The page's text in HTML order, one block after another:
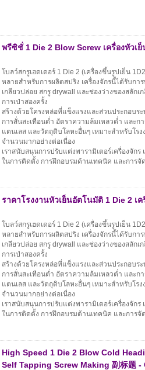
พรีซิชั่ 1 Die 2 Blow Screw เครื่องหัว
โบลว์สกรูเฮดเดอร์ 1 Die 2 (เครื่องขึ้นรูปเย็น
หลายสำหรับการผลิตสปริง เครื่องจักรนี้ได้รับก
เกลียวปล่อย สกรู drywall และช่องว่างของสลัก
การเป่าสองครั้ง
สร้างด้วยโครงหล่อที่แข็งแรงและส่วนประกอบ
การสั่นสะเทือนต่ำ อัตราความล้มเหลวต่ำ และก
แตนเลส และวัตถุดิบโลหะอื่นๆ เหมาะสำหรับโร
จำนวนมากอย่างต่อเนื่อง
เราสนับสนุนการปรับแต่งพารามิเตอร์เครื่องจัก
ในการติดตั้ง การฝึกอบรมด้านเทคนิค และการ
ราคาโรงงานหัวเย็นอัตโนมัติ 1 Die 2 เ
โบลว์สกรูเฮดเดอร์ 1 Die 2 (เครื่องขึ้นรูปเย็น
หลายสำหรับการผลิตสปริง เครื่องจักรนี้ได้รับก
เกลียวปล่อย สกรู drywall และช่องว่างของสลัก
การเป่าสองครั้ง
สร้างด้วยโครงหล่อที่แข็งแรงและส่วนประกอบ
การสั่นสะเทือนต่ำ อัตราความล้มเหลวต่ำ และก
แตนเลส และวัตถุดิบโลหะอื่นๆ เหมาะสำหรับโร
จำนวนมากอย่างต่อเนื่อง
เราสนับสนุนการปรับแต่งพารามิเตอร์เครื่องจัก
ในการติดตั้ง การฝึกอบรมด้านเทคนิค และการ
High Speed 1 Die 2 Blow Cold
Self Tapping Screw Making 副标题 -